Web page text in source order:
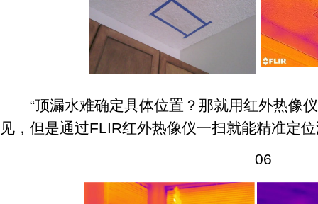
“顶漏水难确定具体位置？那就用红外热像
见，但是通过FLIR红外热像仪一扫就能精准定
06